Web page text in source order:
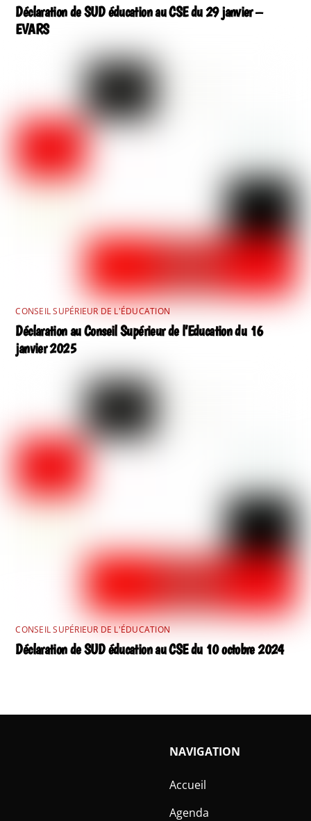
Déclaration de SUD éducation au CSE du 29 janvier –
EVARS
CONSEIL SUPÉRIEUR DE L'ÉDUCATION
Déclaration au Conseil Supérieur de l’Education du 16
janvier 2025
CONSEIL SUPÉRIEUR DE L'ÉDUCATION
Déclaration de SUD éducation au CSE du 10 octobre 2024
NAVIGATION
Accueil
Agenda